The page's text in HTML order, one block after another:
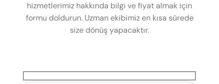
hizmetlerimiz hakkında bilgi ve fiyat almak için
formu doldurun. Uzman ekibimiz en kısa sürede
size dönüş yapacaktır.